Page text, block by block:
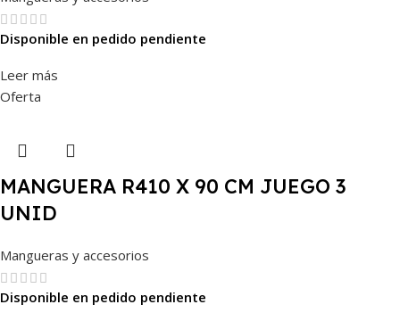
Disponible en pedido pendiente
Leer más
Oferta
MANGUERA R410 X 90 CM JUEGO 3
UNID
Mangueras y accesorios
Disponible en pedido pendiente